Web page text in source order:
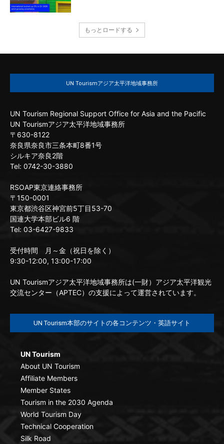
もっとロードする
UN Tourismアジア太平洋地域事務所
UN Tourism Regional Support Office for Asia and the Pacific
UN Tourismアジア太平洋地域事務所
〒630-8122
奈良県奈良市三条本町8番1号
シルキア奈良2階
Tel: 0742-30-3880
RSOAP東京連絡事務所
〒150-0001
東京都渋谷区神宮前5丁目53-70
国連大学本部ビル6 階
Tel: 03-6427-9833
受付時間 月～金（祝日を除く）
9:30-12:00, 13:00-17:00
UN Tourismアジア太平洋地域事務所は(一財）アジア太平洋観光
交流センター（APTEC）の支援によって運営されています。
UN Tourism本部のサイトの各コンテンツ・英語サイト
UN Tourism
About UN Tourism
Affiliate Members
Member States
Tourism in the 2030 Agenda
World Tourism Day
Technical Cooperation
Silk Road